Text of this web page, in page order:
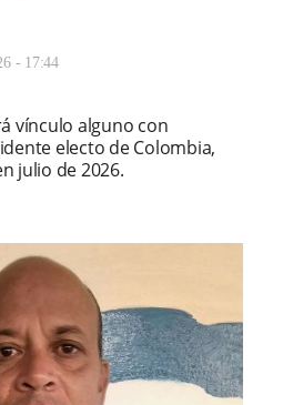
- 17:44
vínculo alguno con
electo de Colombia,
julio de 2026.